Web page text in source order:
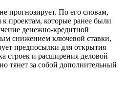
прогнозирует. По его словам,
к проектам, которые ранее были
денежно-кредитной
снижением ключевой ставки,
предпосылки для открытия
строек и расширения деловой
тянет за собой дополнительный